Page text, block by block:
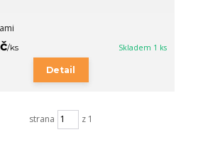
/ks Skladem 1 ks
Detail
strana z 1